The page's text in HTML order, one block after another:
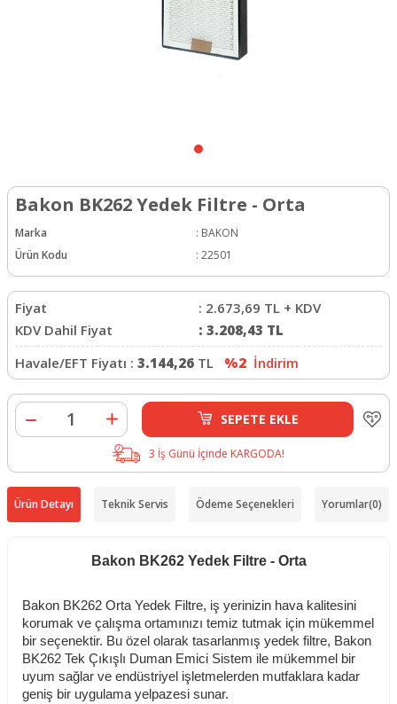
Bakon BK262 Yedek Filtre - Orta
Marka : BAKON
Ürün Kodu
: 22501
Fiyat : 2.673,69 TL + KDV
KDV Dahil Fiyat
: 3.208,43 TL
Havale/EFT Fiyatı : 3.144,26 TL %2 İndirim
SEPETE EKLE
3 İş Günü İçinde KARGODA!
Ürün Detayı Teknik Servis Ödeme Seçenekleri Yorumlar(0)
Bakon BK262 Yedek Filtre - Orta
Bakon BK262 Orta Yedek Filtre, iş yerinizin hava kalitesini
korumak ve çalışma ortamınızı temiz tutmak için mükemmel
bir seçenektir. Bu özel olarak tasarlanmış yedek filtre, Bakon
BK262 Tek Çıkışlı Duman Emici Sistem ile mükemmel bir
uyum sağlar ve endüstriyel işletmelerden mutfaklara kadar
geniş bir uygulama yelpazesi sunar.